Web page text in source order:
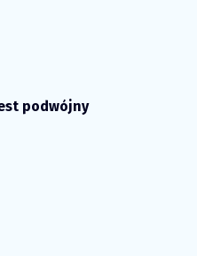
podwójny